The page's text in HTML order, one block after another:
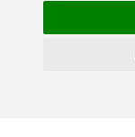
FACEBOOK